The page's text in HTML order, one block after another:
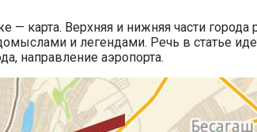
— карта. Верхняя и нижняя части
и легендами. Речь в статье
направление аэропорта.